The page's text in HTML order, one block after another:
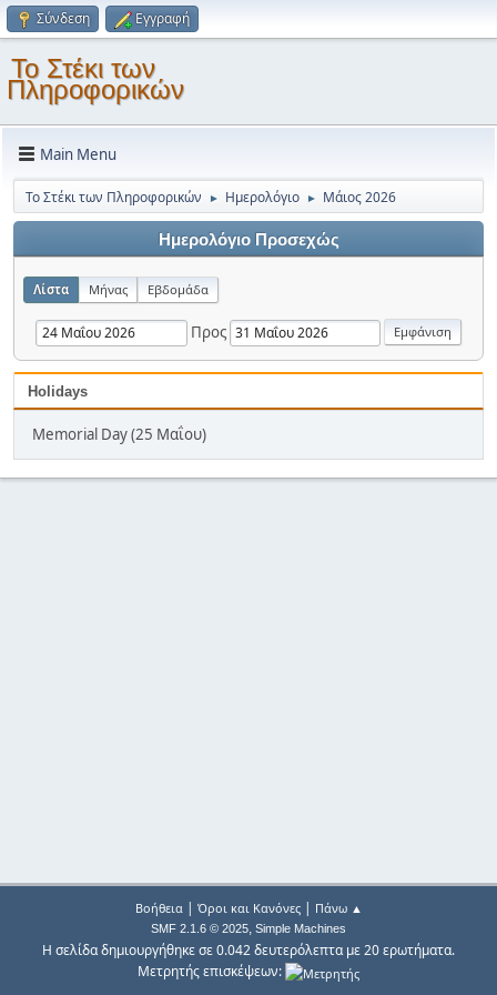
Σύνδεση Εγγραφή
Το Στέκι των
Πληροφορικών
Main Menu
Το Στέκι των Πληροφορικών ► Ημερολόγιο ► Μάιος 2026
Ημερολόγιο Προσεχώς
Λίστα Μήνας Εβδομάδα
Προς
Holidays
Memorial Day (25 Μαΐου)
Βοήθεια| Όροι και Κανόνες| Πάνω ▲
SMF 2.1.6 © 2025, Simple Machines
Η σελίδα δημιουργήθηκε σε 0.042 δευτερόλεπτα με 20 ερωτήματα.
Μετρητής επισκέψεων: